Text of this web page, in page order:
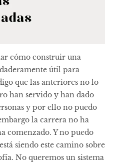
cómo construir una
útil para
que las anteriores no lo
han servido y han dado
y por ello no puedo
la carrera no ha
comenzado. Y no puedo
siendo este camino sobre
No queremos un sistema